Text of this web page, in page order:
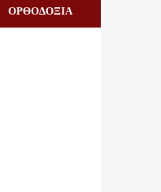
ΟΡΘΟΔΟΞΙΑ